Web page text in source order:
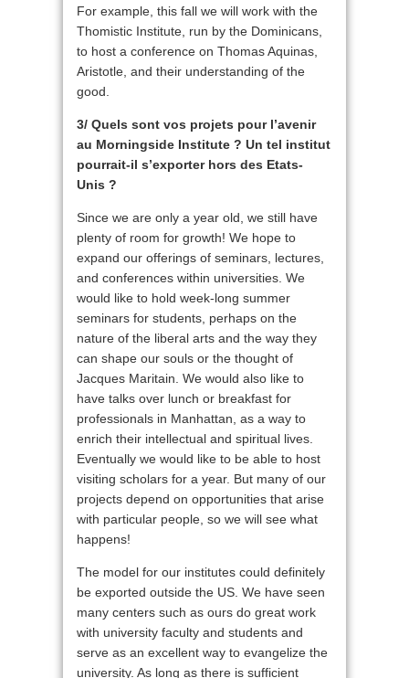
For example, this fall we will work with the
Thomistic Institute, run by the Dominicans,
to host a conference on Thomas Aquinas,
Aristotle, and their understanding of the
good.
3/ Quels sont vos projets pour l’avenir
au Morningside Institute ? Un tel institut
pourrait-il s’exporter hors des Etats-
Unis ?
Since we are only a year old, we still have
plenty of room for growth! We hope to
expand our offerings of seminars, lectures,
and conferences within universities. We
would like to hold week-long summer
seminars for students, perhaps on the
nature of the liberal arts and the way they
can shape our souls or the thought of
Jacques Maritain. We would also like to
have talks over lunch or breakfast for
professionals in Manhattan, as a way to
enrich their intellectual and spiritual lives.
Eventually we would like to be able to host
visiting scholars for a year. But many of our
projects depend on opportunities that arise
with particular people, so we will see what
happens!
The model for our institutes could definitely
be exported outside the US. We have seen
many centers such as ours do great work
with university faculty and students and
serve as an excellent way to evangelize the
university. As long as there is sufficient